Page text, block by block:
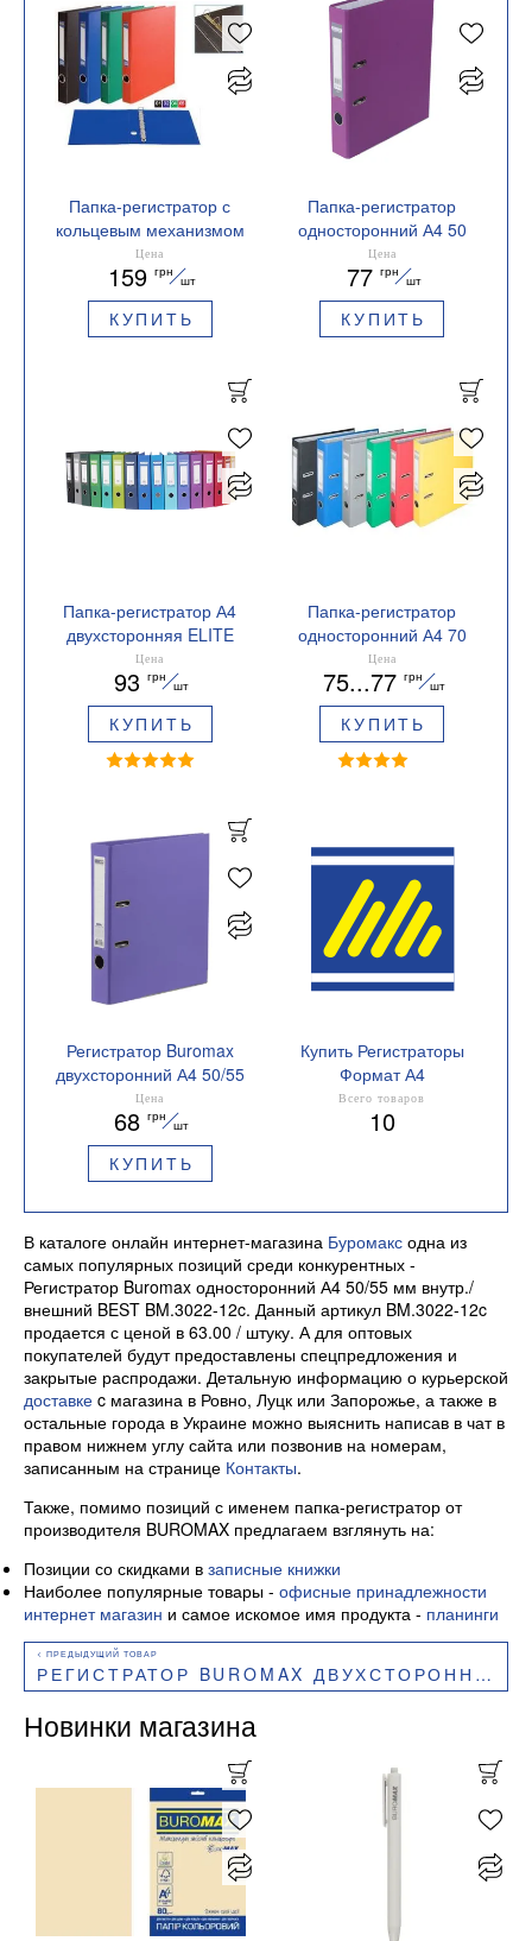
Папка-регистратор с
кольцевым механизмом
Buromax А4 4D 40 мм
BM.3106
Цена
159 грн
шт
КУПИТЬ
Папка-регистратор
односторонний А4 50
мм Buromax BM.3012-c
Цена
77 грн
шт
КУПИТЬ
Папка-регистратор А4
двухсторонняя ELITE
70 мм Buromax
BM.3001c
Цена
93 грн
шт
КУПИТЬ
Папка-регистратор
односторонний А4 70
мм Buromax BM.3011c
Цена
75...77 грн
шт
КУПИТЬ
Регистратор Buromax
двухсторонний А4 50/55
мм IDEAL BM.3020
Цена
68 грн
шт
КУПИТЬ
Купить Регистраторы
Формат А4
Всего товаров
10
В каталоге онлайн интернет-магазина Буромакс одна из
самых популярных позиций среди конкурентных -
Регистратор Buromax односторонний А4 50/55 мм внутр./
внешний BEST BM.3022-12c. Данный артикул BM.3022-12c
продается с ценой в 63.00 / штуку. А для оптовых
покупателей будут предоставлены спецпредложения и
закрытые распродажи. Детальную информацию о курьерской
доставке c магазина в Ровно, Луцк или Запорожье, а также в
остальные города в Украине можно выяснить написав в чат в
правом нижнем углу сайта или позвонив на номерам,
записанным на странице Контакты.
Также, помимо позиций с именем папка-регистратор от
производителя BUROMAX предлагаем взглянуть на:
Позиции со скидками в записные книжки
Наиболее популярные товары - офисные принадлежности
интернет магазин и самое искомое имя продукта - планинги
РЕГИСТРАТОР BUROMAX ДВУХСТОРОННИЙ А4 70/75 ММ ВНУТРИ/НАРУЖНО IDEAL BM.3019-12С
Новинки магазина